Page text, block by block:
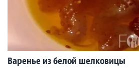
Варенье из белой шелковицы